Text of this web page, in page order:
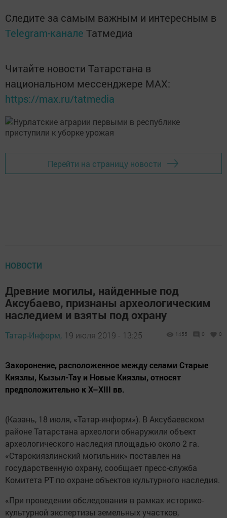
Следите за самым важным и интересным в
Telegram-канале Татмедиа
Читайте новости Татарстана в
национальном мессенджере MАХ:
https://max.ru/tatmedia
Перейти на страницу новости
НОВОСТИ
Древние могилы, найденные под
Аксубаево, признаны археологическим
наследием и взяты под охрану
Татар-Информ, 19 июля 2019 - 13:25 1455 0 0
Захоронение, расположенное между селами Старые
Киязлы, Кызыл-Тау и Новые Киязлы, относят
предположительно к X–XIII вв.
(Казань, 18 июля, «Татар-информ»). В Аксубаевском
районе Татарстана археологи обнаружили объект
археологического наследия площадью около 2 га.
«Старокиязлинский могильник» поставлен на
государственную охрану, сообщает пресс-служба
Комитета РТ по охране объектов культурного наследия.
«При проведении обследования в рамках историко-
культурной экспертизы земельных участков,